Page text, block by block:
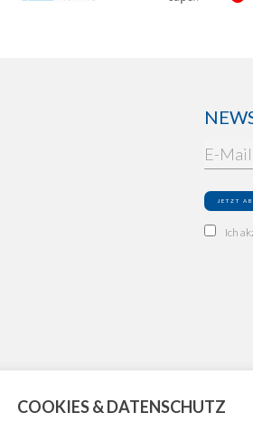
Ich
COOKIES & DATENSCHUTZ